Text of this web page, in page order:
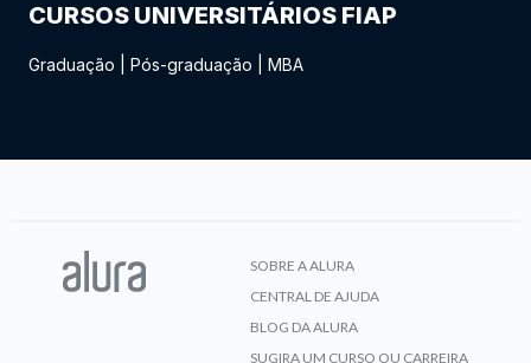
CURSOS UNIVERSITÁRIOS FIAP
Graduação Pós-graduação MBA
SOBRE A ALURA
CENTRAL DE AJUDA
BLOG DA ALURA
SUGIRA UM CURSO OU CARREIRA